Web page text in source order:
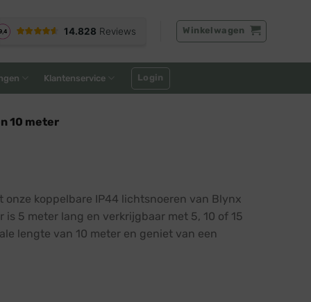
Winkelwagen
Klantenservice Login
10 meter
koppelbare IP44 lichtsnoeren van Blynx
5 meter lang en verkrijgbaar met 5, 10 of 15
lengte van 10 meter en geniet van een